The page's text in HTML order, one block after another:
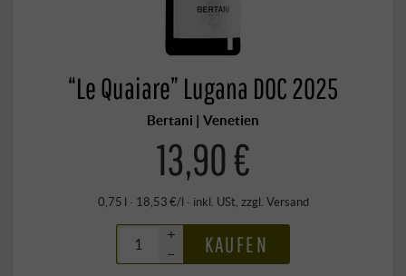
“Le Quaiare” Lugana DOC 2025
Bertani | Venetien
13,90 €
0,75 l · 18,53 €/l · inkl. USt, zzgl. Versand
+
–
KAUFEN